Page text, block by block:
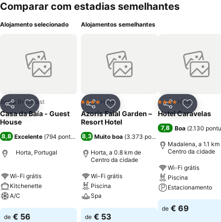
pequenos-almoços, com produtos locais, são servidos na cozinha,
estando disponível os utensílios domésticos e eletrodomésticos
hóspedes guardar os seus alimentos. A sala de estar está equipada
com TV cabo e sofás, e possui uma pequena biblioteca. No terraço,
os hóspedes encontram um local de convívio e de refeição, aí
hóspedes podem guardar a sua bagagem.
Comparar com estadias semelhantes
Alojamento selecionado
PartilharAdicionar aos favoritos
Bed & Breakfast
Casa da Baía - Guest
House
8,8 Excelente (794 pontuações)
Horta, Portugal
Wi-Fi grátis
Kitchenette
A/C
de € 56
Alojamentos semelhantes
PartilharAdicionar aos favoritos
4 EstrelasHotel
Azoris Faial Garden –
Resort Hotel
8,3 Muito boa (3.373 pontuações
Horta, a 0.8 km de
Centro da cidade
Wi-Fi grátis
Piscina
Spa
de € 53
Partilhar
4 EstrelasHotel
Hotel Caravelas
7,8 Boa (2.130
Madalena, a 1.1 km
Centro da cidade
Wi-Fi grátis
Piscina
Estacionamento
de € 69